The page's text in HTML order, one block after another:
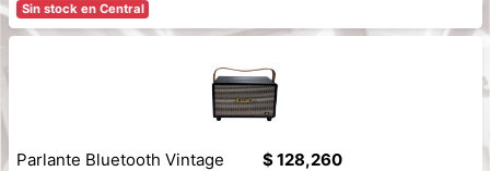
Sin stock en Central
Parlante Bluetooth Vintage
$ 128,260